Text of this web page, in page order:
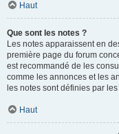
Haut
Que sont les notes ?
Les notes apparaissent en
première page du forum
est recommandé de les
comme les annonces et les
les notes sont définies par
Haut